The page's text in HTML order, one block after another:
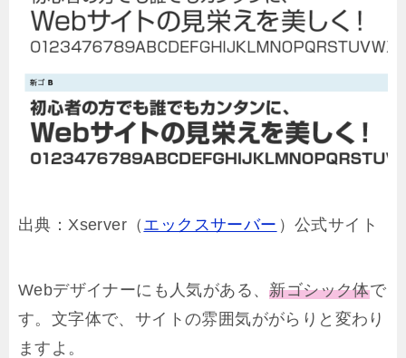
出典：Xserver（ エックスサーバー ）公式サイト
Webデザイナーにも人気がある、新ゴシック体で
す。文字体で、サイトの雰囲気ががらりと変わり
ますよ。